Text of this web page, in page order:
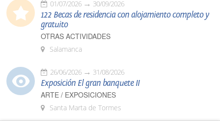
01/07/2026 30/09/2026
122 Becas de residencia con alojamiento completo y
gratuito
OTRAS ACTIVIDADES
Salamanca
26/06/2026 31/08/2026
Exposición El gran banquete II
ARTE / EXPOSICIONES
Santa Marta de Tormes